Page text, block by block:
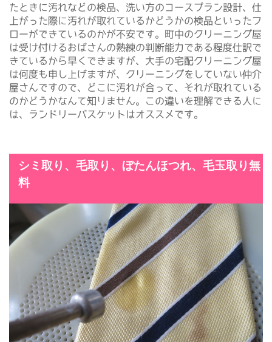
たときに汚れなどの検品、洗い方のコースプラン設計、仕
上がった際に汚れが取れているかどうかの検品といったフ
ローができているのかが不安です。町中のクリーニング屋
は受け付けるおばさんの熟練の判断能力である程度仕訳で
きているから早くできますが、大手の宅配クリーニング屋
は何度も申し上げますが、クリーニングをしていない仲介
屋さんですので、どこに汚れが合って、それが取れている
のかどうかなんて知りません。この違いを理解できる人に
は、ランドリーバスケットはオススメです。
シミ取り、毛取り、ぼたんほつれ、毛玉取り無
料